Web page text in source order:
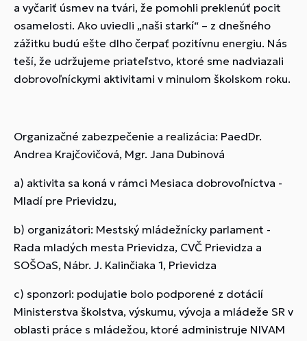
a vyčariť úsmev na tvári, že pomohli preklenúť pocit
osamelosti. Ako uviedli „naši starkí“ – z dnešného
zážitku budú ešte dlho čerpať pozitívnu energiu. Nás
teší, že udržujeme priateľstvo, ktoré sme nadviazali
dobrovoľníckymi aktivitami v minulom školskom roku.
Organizačné zabezpečenie a realizácia: PaedDr.
Andrea Krajčovičová, Mgr. Jana Dubinová
a) aktivita sa koná v rámci Mesiaca dobrovoľníctva -
Mladí pre Prievidzu,
b) organizátori: Mestský mládežnícky parlament -
Rada mladých mesta Prievidza, CVČ Prievidza a
SOŠOaS, Nábr. J. Kalinčiaka 1, Prievidza
c) sponzori: podujatie bolo podporené z dotácií
Ministerstva školstva, výskumu, vývoja a mládeže SR v
oblasti práce s mládežou, ktoré administruje NIVAM